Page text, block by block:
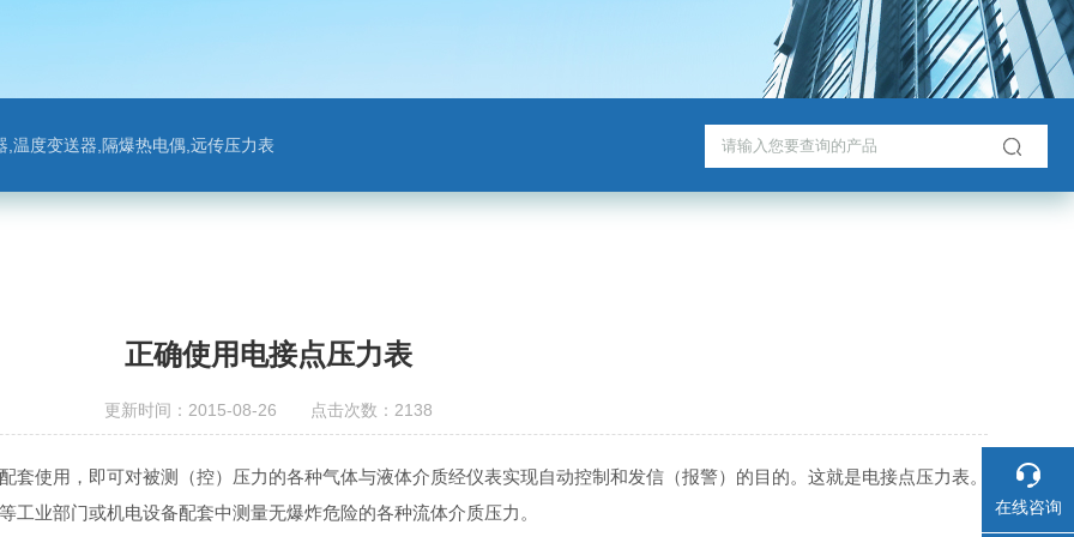
温度变送器,隔爆热电偶,远传压力表
正确使用电接点压力表
更新时间：2015-08-26 点击次数：2138
使用，即可对被测（控）压力的各种气体与液体介质经仪表实现自动控制和发信（报警）的目的。这就是电接点压力表。
业部门或机电设备配套中测量无爆炸危险的各种流体介质压力。
在线咨询